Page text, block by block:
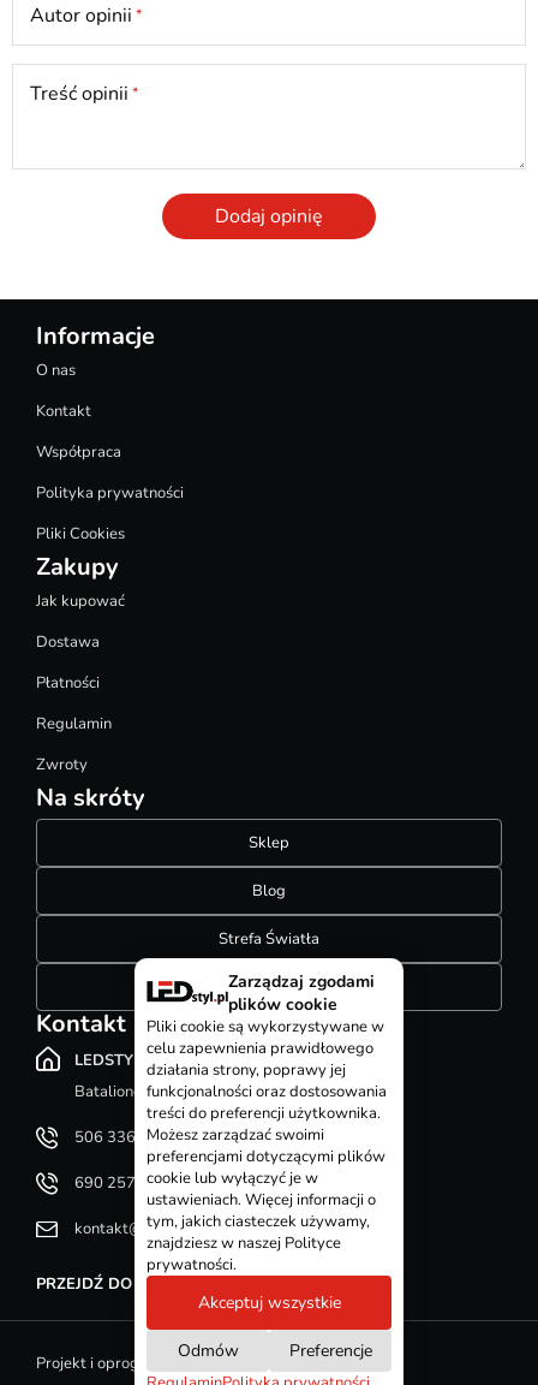
Autor opinii
Treść opinii
Dodaj opinię
Informacje
O nas
Kontakt
Współpraca
Polityka prywatności
Pliki Cookies
Zakupy
Jak kupować
Dostawa
Płatności
Regulamin
Zwroty
Na skróty
Sklep
Blog
Strefa Światła
Konfigurator szynoprzewodów
Kontakt
LEDSTYL.pl
Batalionów Chłopskich 12, 94-058 Łódź
506 336 320
690 257 092
kontakt@ledstyl.pl
PRZEJDŹ DO DZIAŁU KONTAKT
Projekt i oprogramowanie sklepu - GOshop
Zarządzaj zgodami
plików cookie
Pliki cookie są wykorzystywane w
celu zapewnienia prawidłowego
działania strony, poprawy jej
funkcjonalności oraz dostosowania
treści do preferencji użytkownika.
Możesz zarządzać swoimi
preferencjami dotyczącymi plików
cookie lub wyłączyć je w
ustawieniach. Więcej informacji o
tym, jakich ciasteczek używamy,
znajdziesz w naszej Polityce
prywatności.
Odmów Preferencje
Akceptuj wszystkie